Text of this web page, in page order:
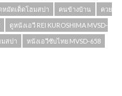
หมัดเด็ดโฮมสปา คนข้างบ้าน ควย
ดูหนังเอวี REI KUROSHIMA MVSD-
มสปา หนังเอวีซับไทย MVSD-658